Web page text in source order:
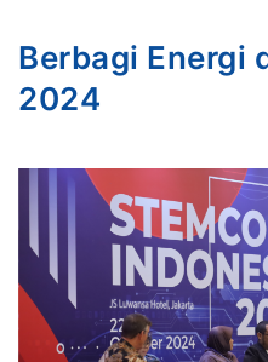
Berbagi Energi
2024